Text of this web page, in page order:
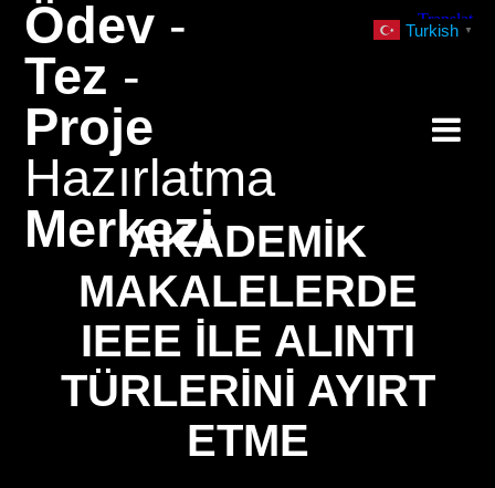
Ödev -
Tez -
Proje
Hazırlatma
MerkeziAKADEMIK
MAKALELERDE
IEEE ILE ALINTI
TÜRLERINI AYIRT
ETME
Turkish ▼